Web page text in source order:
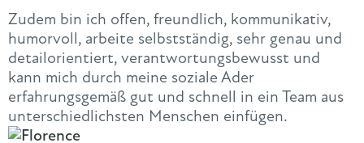
Zudem bin ich offen, freundlich, kommunikativ,
humorvoll, arbeite selbstständig, sehr genau und
detailorientiert, verantwortungsbewusst und
kann mich durch meine soziale Ader
erfahrungsgemäß gut und schnell in ein Team aus
unterschiedlichsten Menschen einfügen.